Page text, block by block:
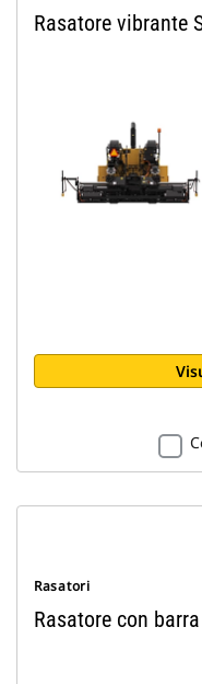
Rasatore vibrante
Rasatori
Rasatore con